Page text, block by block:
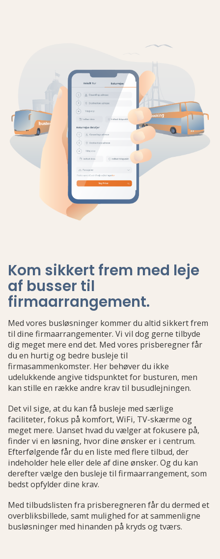
Kom sikkert frem med leje
af busser til
firmaarrangement.
Med vores busløsninger kommer du altid sikkert frem
til dine firmaarrangementer. Vi vil dog gerne tilbyde
dig meget mere end det. Med vores prisberegner får
du en hurtig og bedre busleje til
firmasammenkomster. Her behøver du ikke
udelukkende angive tidspunktet for busturen, men
kan stille en række andre krav til busudlejningen.
Det vil sige, at du kan få busleje med særlige
faciliteter, fokus på komfort, WiFi, TV-skærme og
meget mere. Uanset hvad du vælger at fokusere på,
finder vi en løsning, hvor dine ønsker er i centrum.
Efterfølgende får du en liste med flere tilbud, der
indeholder hele eller dele af dine ønsker. Og du kan
derefter vælge den busleje til firmaarrangement, som
bedst opfylder dine krav.
Med tilbudslisten fra prisberegneren får du dermed et
overbliksbillede, samt mulighed for at sammenligne
busløsninger med hinanden på kryds og tværs.